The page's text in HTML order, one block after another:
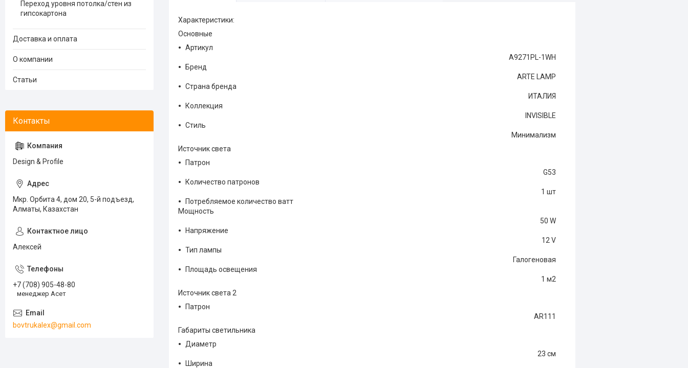
Характеристики:
Основные
Артикул
A9271PL-1WH
Бренд
ARTE LAMP
Страна бренда
ИТАЛИЯ
Коллекция
INVISIBLE
Стиль
Минимализм
Источник света
Патрон
G53
Количество патронов
1 шт
Потребляемое количество ватт
Мощность
50 W
Напряжение
12 V
Тип лампы
Галогеновая
Площадь освещения
1 м2
Источник света 2
Патрон
AR111
Габариты светильника
Диаметр
23 см
Ширина
Переход уровня потолка/стен из
гипсокартона
Доставка и оплата
О компании
Статьи
Design & Profile
Мкр. Орбита 4, дом 20, 5-й подъезд,
Алматы, Казахстан
Алексей
+7 (708) 905-48-80
менеджер Асет
bovtrukalex@gmail.com